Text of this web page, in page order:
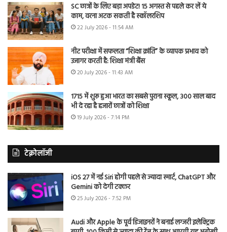
SC छात्रों के लिए बड़ा अपडेट! 15 अगस्त से पहले कर लें ये
काम, वरना अटक सकती है स्कॉलरशिप
22 July 2026 - 11:54 AM
नीट परीक्षा में सफलता “शिक्षा क्रांति” के व्यापक प्रभाव को
उजागर करती है: शिक्षा मंत्री बैंस
20 July 2026 - 11:43 AM
1715 में शुरू हुआ भारत का सबसे पुराना स्कूल, 300 साल बाद
भी दे रहा है हजारों छात्रों को शिक्षा
19 July 2026 - 7:14 PM
टेक्नोलॉजी
iOS 27 में नई Siri होगी पहले से ज्यादा स्मार्ट, ChatGPT और
Gemini को देगी टक्कर
25 July 2026 - 7:52 PM
Audi और Apple के पूर्व डिजाइनरों ने बनाई लग्जरी इलेक्ट्रिक